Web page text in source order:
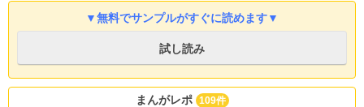
▼無料でサンプルがすぐに読めます▼
試し読み
まんがレポ 109件